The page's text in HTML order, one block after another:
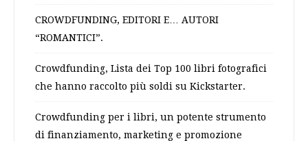
CROWDFUNDING, EDITORI E… AUTORI
“ROMANTICI”.
Crowdfunding, Lista dei Top 100 libri fotografici
che hanno raccolto più soldi su Kickstarter.
Crowdfunding per i libri, un potente strumento
di finanziamento, marketing e promozione